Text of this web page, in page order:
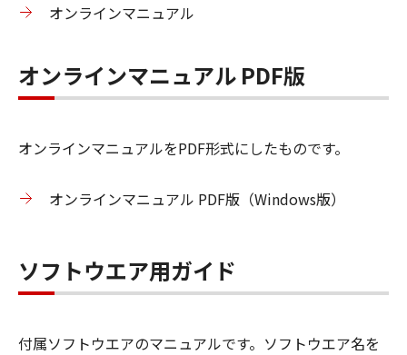
オンラインマニュアル
オンラインマニュアル PDF版
オンラインマニュアルをPDF形式にしたものです。
オンラインマニュアル PDF版（Windows版）
ソフトウエア用ガイド
付属ソフトウエアのマニュアルです。ソフトウエア名を